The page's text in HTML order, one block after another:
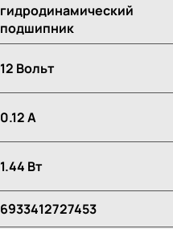
гидродинамический
подшипник
12 Вольт
0.12 A
1.44 Вт
6933412727453